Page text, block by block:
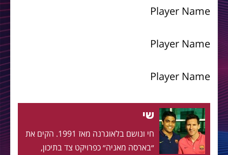
Player Name
Player Name
Player Name
שי
חי ונושם בלאוגרנה מאז 1991. הקים את
״בארסה מאניה״ כפרויקט צד בתיכון,